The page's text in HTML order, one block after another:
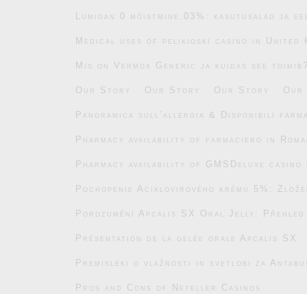
Lumigan 0 mõistmine.03%: kasutusalad ja
Medical uses of pelikioski casino in United
Mis on Vermox Generic ja kuidas see
Our Story Our Story Our Story Our
Panoramica sull’allergia & Disponibili
Pharmacy availability of farmaciero in
Pharmacy availability of GMSDeluxe
Pochopenie Aciklovirového krému 5%:
Porozumění Apcalis SX Oral Jelly: Přehled
Présentation de la gelée orale Apcalis SX
Premisleki o vlažnosti in svetlobi za
Pros and Cons of Neteller Casinos